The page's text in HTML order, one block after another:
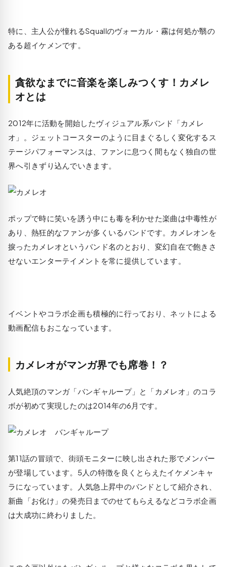
特に、主人公が憧れるSquallのヴォーカル・霧は何処か翳の
ある超イケメンです。
貪欲なまでに音楽を楽しみつくす！カメレ
オとは
2012年に活動を開始したヴィジュアル系バンド「カメレ
オ」。ジェットコースターのように目まぐるしく変化するス
テージパフォーマンスは、ファンに息つく間もなく独自の世
界へ引きずり込んでいきます。
ポップで時に笑いを誘う中にも毒を利かせた楽曲は中毒性が
あり、熱狂的なファンが多くいるバンドです。カメレオンを
捩ったカメレオというバンド名のとおり、変幻自在で飽きさ
せないエンターテイメントを常に提供しています。
イベントやコラボ企画も積極的に行っており、ネットによる
動画配信もおこなっています。
カメレオがマンガ界でも席巻！？
人気絶頂のマンガ「バンギャループ」と「カメレオ」のコラ
ボが初めて実現したのは2014年の6月です。
第11話の冒頭で、街頭モニターに映し出された形でメンバー
が登場しています。5人の特徴を良くとらえたイケメンキャ
ラになっています。人気急上昇中のバンドとして紹介され、
新曲「お化け」の発売日までのせてもらえるなどコラボ企画
は大成功に終わりました。